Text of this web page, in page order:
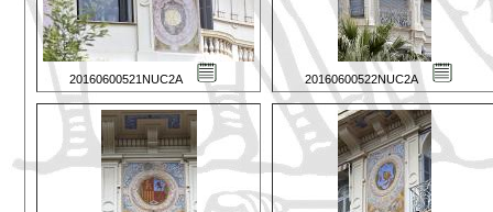
20160600521NUC2A 20160600522NUC2A